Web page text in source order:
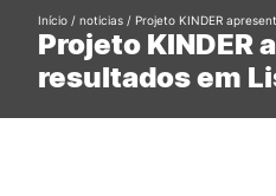
Cursos
Candidatos
Formative Offer
Projeto KINDER
resultados em
Início / noticias / Projeto KINDER